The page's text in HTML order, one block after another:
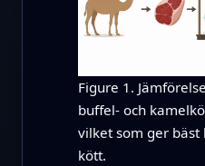
Figure 1.
buffel- och
vilket som ger
kött.